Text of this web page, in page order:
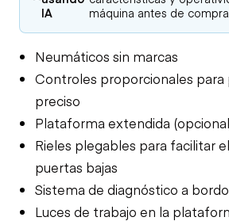
IA
máquina antes de
Neumáticos sin marcas
Controles proporcionales para
preciso
Plataforma extendida
Rieles plegables para facilitar
puertas bajas
Sistema de diagnóstico a bordo
Luces de trabajo en la